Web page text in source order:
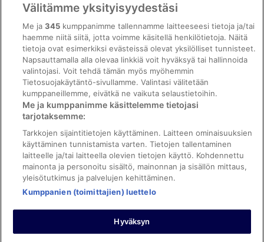
ebookers BONUS+ -ohjelman ehdot
Oikeudelliset tiedot / ota meihin yhteyttä
Sisältövaatimukset ja ilmoituksen tekeminen sisällöstä
Tuki
Ota yhteyttä
Varauksen muuttaminen tai peruuttaminen
Varaa lento lentoyhtiön hyvityskupongeilla
Hyvityksen hakeminen ja aikarajat
©2026 Expedia, Inc., Expedia Groupin yritys. Kaikki oikeudet
Välitämme yksityisyydestäsi
Me ja345 kumppanimme tallennamme laitteeseesi tietoja ja/tai
haemme niitä siitä, jotta voimme käsitellä henkilötietoja. Näitä
tietoja ovat esimerkiksi evästeissä olevat yksilölliset tunnisteet.
Napsauttamalla alla olevaa linkkiä voit hyväksyä tai hallinnoida
valintojasi. Voit tehdä tämän myös myöhemmin
Tietosuojakäytäntö-sivullamme. Valintasi välitetään
kumppaneillemme, eivätkä ne vaikuta selaustietoihin.
Me ja kumppanimme käsittelemme tietojasi
tarjotaksemme:
Tarkkojen sijaintitietojen käyttäminen. Laitteen ominaisuuksien
käyttäminen tunnistamista varten. Tietojen tallentaminen
laitteelle ja/tai laitteella olevien tietojen käyttö. Kohdennettu
mainonta ja personoitu sisältö, mainonnan ja sisällön mittaus,
yleisötutkimus ja palvelujen kehittäminen.
Kumppanien (toimittajien) luettelo
Hyväksyn